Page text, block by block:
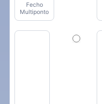
Fecho
Multiponto